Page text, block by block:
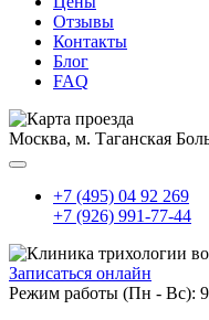
Отзывы
Контакты
Блог
FAQ
Москва, м. Таганская
+7 (495) 04 92 269
+7 (926) 991-77-44
Записаться онлайн
Режим работы (Пн - Вс):